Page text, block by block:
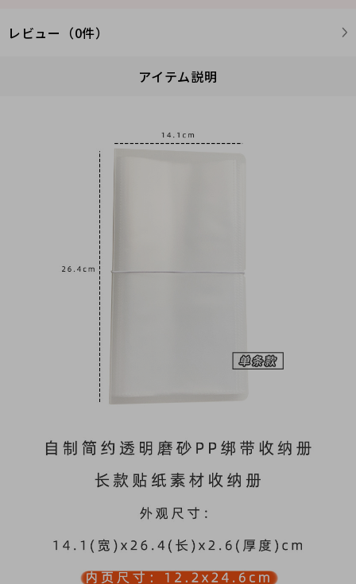
レビュー（0件）
アイテム説明